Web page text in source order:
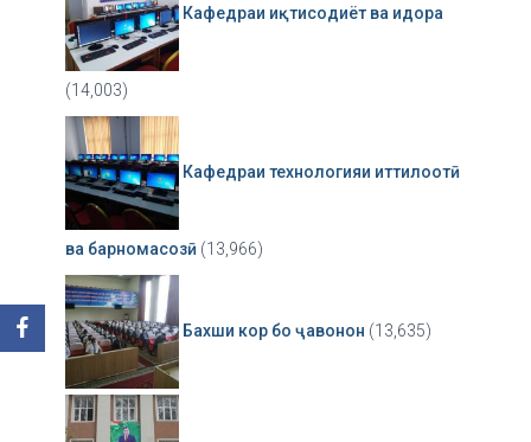
Кафедраи иқтисодиёт ва идора
(14,003)
Кафедраи технологияи иттилоотӣ
ва барномасозӣ (13,966)
Бахши кор бо ҷавонон (13,635)